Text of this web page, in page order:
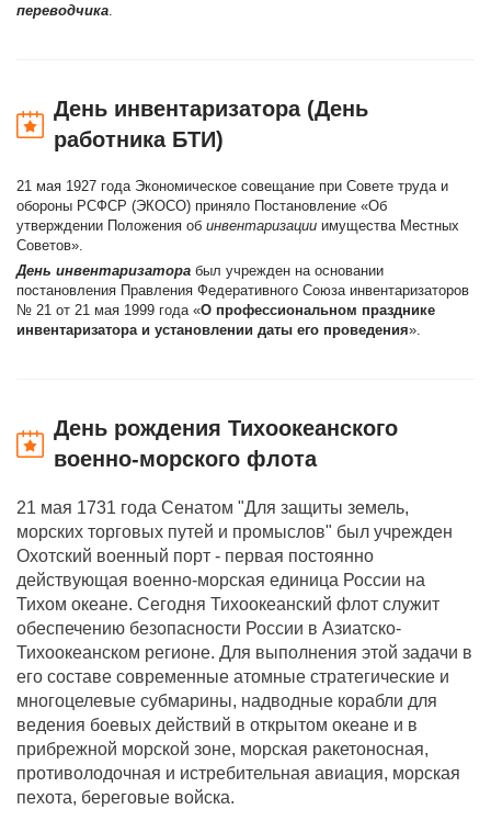
переводчика.
День инвентаризатора (День
работника БТИ)
21 мая 1927 года Экономическое совещание при Совете труда и
обороны РСФСР (ЭКОСО) приняло Постановление «Об
утверждении Положения об инвентаризации имущества Местных
Советов».
День инвентаризатора был учрежден на основании
постановления Правления Федеративного Союза инвентаризаторов
№ 21 от 21 мая 1999 года «О профессиональном празднике
инвентаризатора и установлении даты его проведения».
День рождения Тихоокеанского
военно-морского флота
21 мая 1731 года Сенатом "Для защиты земель,
морских торговых путей и промыслов" был учрежден
Охотский военный порт - первая постоянно
действующая военно-морская единица России на
Тихом океане. Сегодня Тихоокеанский флот служит
обеспечению безопасности России в Азиатско-
Тихоокеанском регионе. Для выполнения этой задачи в
его составе современные атомные стратегические и
многоцелевые субмарины, надводные корабли для
ведения боевых действий в открытом океане и в
прибрежной морской зоне, морская ракетоносная,
противолодочная и истребительная авиация, морская
пехота, береговые войска.